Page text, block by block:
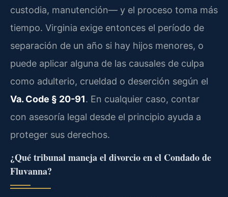
custodia, manutención— y el proceso toma más
tiempo. Virginia exige entonces el período de
separación de un año si hay hijos menores, o
puede aplicar alguna de las causales de culpa
como adulterio, crueldad o deserción según el
Va. Code § 20-91. En cualquier caso, contar
con asesoría legal desde el principio ayuda a
proteger sus derechos.
¿Qué tribunal maneja el divorcio en el Condado de
Fluvanna?